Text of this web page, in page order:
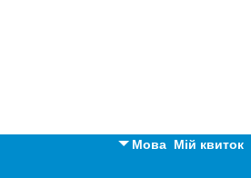
Мій квиток
Мова